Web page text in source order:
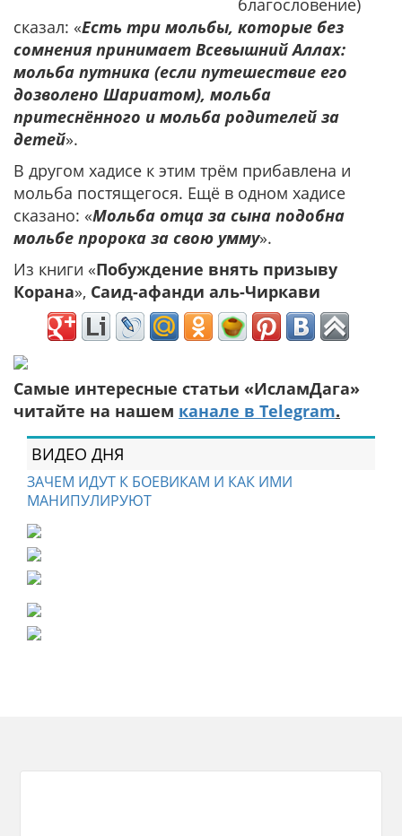
благословение)
сказал: «Есть три мольбы, которые без
сомнения принимает Всевышний Аллах:
мольба путника (если путешествие его
дозволено Шариатом), мольба
притеснённого и мольба родителей за
детей».
В другом хадисе к этим трём прибавлена и
мольба постящегося. Ещё в одном хадисе
сказано: «Мольба отца за сына подобна
мольбе пророка за свою умму».
Из книги «Побуждение внять призыву
Корана», Саид-афанди аль-Чиркави
Самые интересные статьи «ИсламДага»
читайте на нашем канале в Telegram.
ВИДЕО ДНЯ
ЗАЧЕМ ИДУТ К БОЕВИКАМ И КАК ИМИ
МАНИПУЛИРУЮТ